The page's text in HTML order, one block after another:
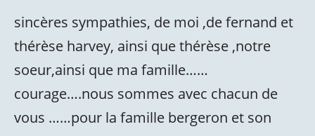
sincères sympathies, de moi ,de fernand et
thérèse harvey, ainsi que thérèse ,notre
soeur,ainsi que ma famille……
courage….nous sommes avec chacun de
vous ……pour la famille bergeron et son